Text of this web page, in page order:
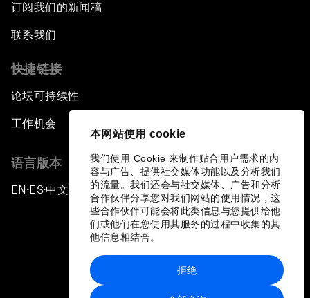
本网站使用 cookie
我们使用 Cookie 来制作贴合用户需求的内
容与广告、提供社交媒体功能以及分析我们
的流量。我们还会与社交媒体、广告和分析
合作伙伴分享您对我们网站的使用情况，这
些合作伙伴可能会将此类信息与您提供给他
们或他们在您使用其服务的过程中收集的其
他信息相结合。
拒绝
订阅我们的新闻稿
联系我们
快捷链接
论坛可持续性
工作机会
语言版本
EN ▪ES▪中文▪ 日本語